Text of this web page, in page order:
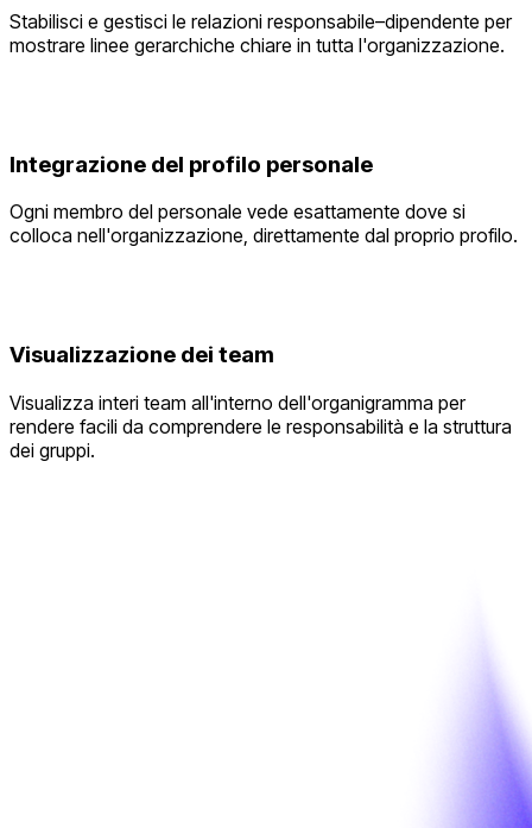
Stabilisci e gestisci le relazioni responsabile–dipendente per
mostrare linee gerarchiche chiare in tutta l'organizzazione.
Integrazione del profilo personale
Ogni membro del personale vede esattamente dove si
colloca nell'organizzazione, direttamente dal proprio profilo.
Visualizzazione dei team
Visualizza interi team all'interno dell'organigramma per
rendere facili da comprendere le responsabilità e la struttura
dei gruppi.